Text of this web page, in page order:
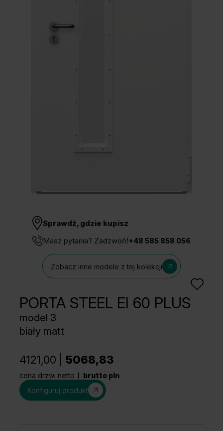
Dla sygnalisty
Sprawdź, gdzie kupisz
Masz pytania? Zadzwoń!+48 585 858 056
Zobacz inne modele z tej kolekcji
PORTA STEEL EI 60 PLUS
model 3
biały matt
4121,00 5068,83
cena drzwi netto
brutto pln
Konfiguruj produkt